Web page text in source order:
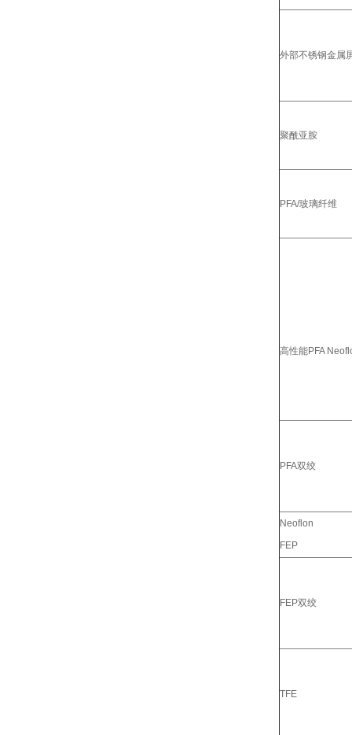
外部不锈钢金属
聚酰亚胺
PFA/玻璃纤维
高性能PFA
PFA双绞
Neoflon
FEP
FEP双绞
TFE